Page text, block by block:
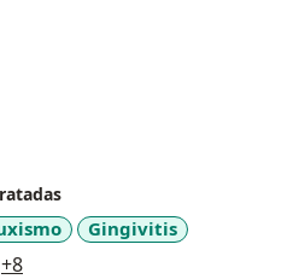
Gingivitis
+8a11y_sr_more_diseases